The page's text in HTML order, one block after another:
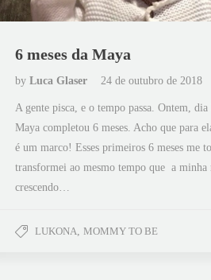
6 meses da Maya
by Luca Glaser 24 de outubro de 2018
A gente pisca, e o tempo passa. Ontem,
Maya completou 6 meses. Acho que para
é um marco! Esses primeiros 6 meses me
transformei ao mesmo tempo que a minha
crescendo…
LUKONA, MOMMY TO BE